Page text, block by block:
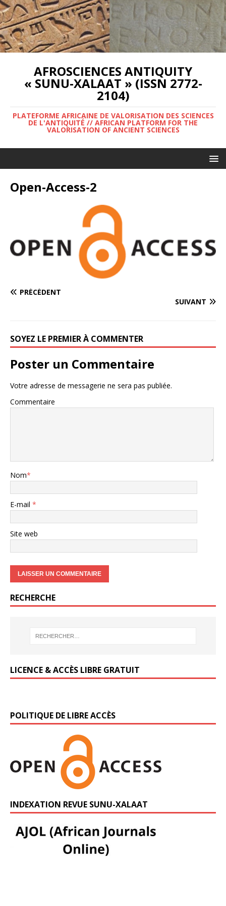
AFROSCIENCES ANTIQUITY
« SUNU-XALAAT » (ISSN 2772-
2104)
PLATEFORME AFRICAINE DE VALORISATION DES SCIENCES
DE L'ANTIQUITÉ // AFRICAN PLATFORM FOR THE
VALORISATION OF ANCIENT SCIENCES
Open-Access-2
PRÉCÉDENT
SUIVANT
SOYEZ LE PREMIER À COMMENTER
Poster un Commentaire
Votre adresse de messagerie ne sera pas publiée.
Commentaire
Nom*
E-mail *
Site web
RECHERCHE
LICENCE & ACCÈS LIBRE GRATUIT
POLITIQUE DE LIBRE ACCÈS
INDEXATION REVUE SUNU-XALAAT